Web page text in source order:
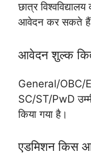
छात्र
आवेदन कर सकते
आवेदन शुल्क
General/OBC/
SC/ST/PwD
किया गया है।
एडमिशन किस